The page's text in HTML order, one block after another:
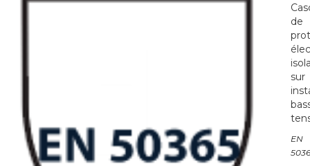
de
sur
EN